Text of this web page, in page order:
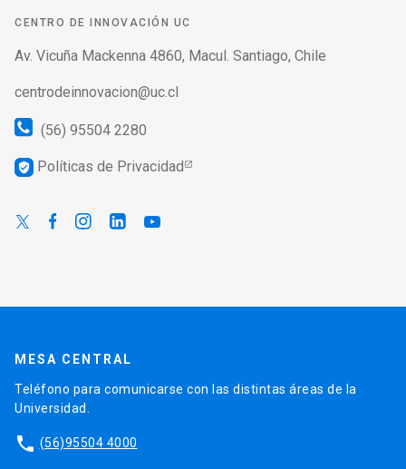
CENTRO DE INNOVACIÓN UC
Av. Vicuña Mackenna 4860, Macul. Santiago, Chile
centrodeinnovacion@uc.cl
(56) 95504 2280
verified_user Políticas de Privacidad
MESA CENTRAL
Teléfono para comunicarse con las distintas áreas de la
Universidad.
phone (56)95504 4000